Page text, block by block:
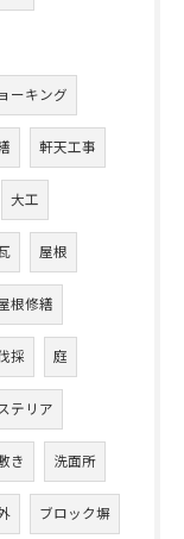
ーキング
軒天工事
大工
屋根
根修繕
採 庭
テリア
き 洗面所
ブロック塀